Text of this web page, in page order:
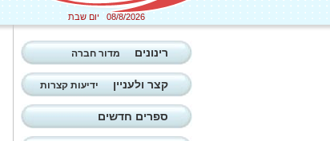
08/8/2026 יום שבת
רינונים מדור חברה
קצר ולעניין ידיעות קצרות
ספרים חדשים